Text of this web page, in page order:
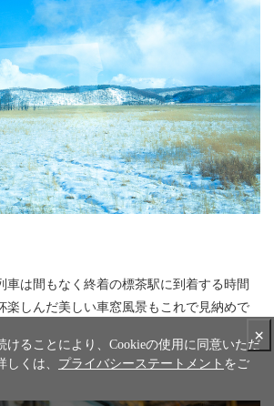
車は間もなく終着の標茶駅に到着する時間
楽しんだ美しい車窓風景もこれで見納めで
×
けることにより、Cookieの使用に同意いただ
くは、 プライバシーステートメント をご